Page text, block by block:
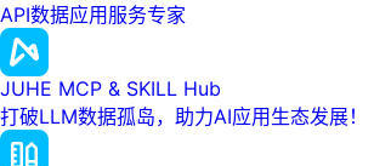
API数据应用服务专家
JUHE MCP & SKILL Hub
打破LLM数据孤岛，助力AI应用生态发展！